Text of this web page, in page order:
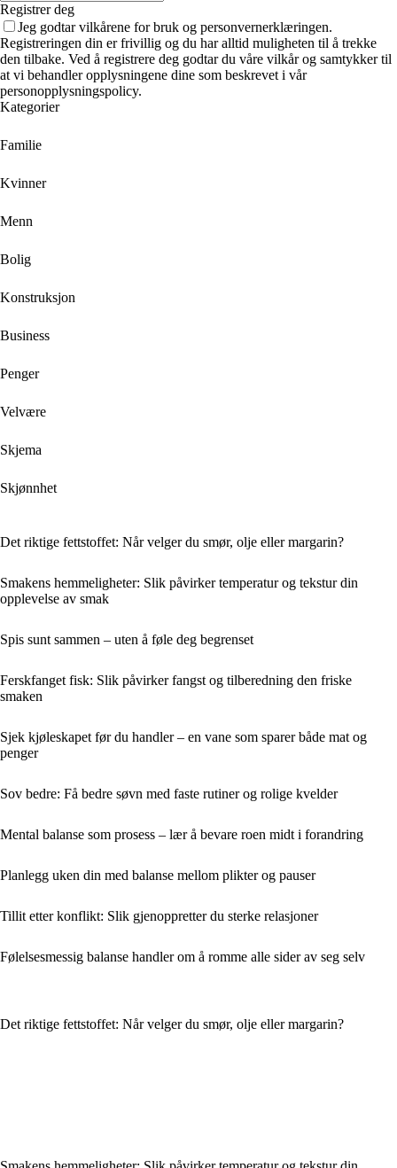
Registrer deg
Jeg godtar vilkårene for bruk og personvernerklæringen.
Registreringen din er frivillig og du har alltid muligheten til å trekke
den tilbake. Ved å registrere deg godtar du våre vilkår og samtykker til
at vi behandler opplysningene dine som beskrevet i vår
personopplysningspolicy.
Kategorier
Familie
Kvinner
Menn
Bolig
Konstruksjon
Business
Penger
Velvære
Skjema
Skjønnhet
Det riktige fettstoffet: Når velger du smør, olje eller margarin?
Smakens hemmeligheter: Slik påvirker temperatur og tekstur din
opplevelse av smak
Spis sunt sammen – uten å føle deg begrenset
Ferskfanget fisk: Slik påvirker fangst og tilberedning den friske
smaken
Sjek kjøleskapet før du handler – en vane som sparer både mat og
penger
Sov bedre: Få bedre søvn med faste rutiner og rolige kvelder
Mental balanse som prosess – lær å bevare roen midt i forandring
Planlegg uken din med balanse mellom plikter og pauser
Tillit etter konflikt: Slik gjenoppretter du sterke relasjoner
Følelsesmessig balanse handler om å romme alle sider av seg selv
Det riktige fettstoffet: Når velger du smør, olje eller margarin?